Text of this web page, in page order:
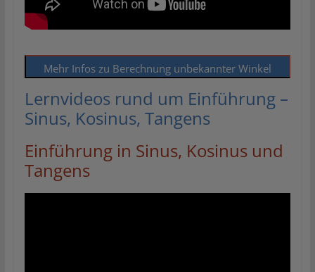
Mehr Infos zu Berechnung unbekannter Winkel
Lernvideos rund um Einführung –
Sinus, Kosinus, Tangens
Einführung in Sinus, Kosinus und
Tangens